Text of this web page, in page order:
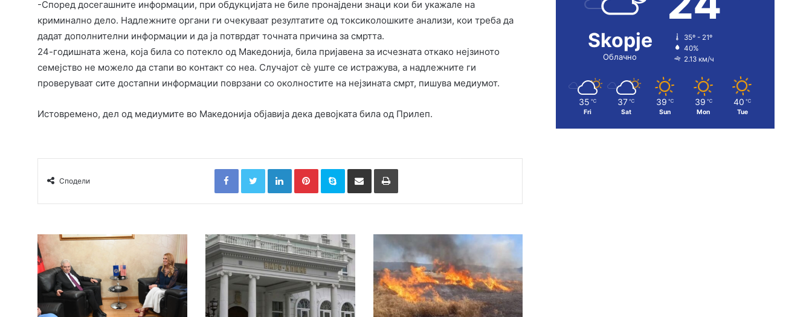
-Според досегашните информации, при обдукцијата не биле пронајдени знаци кои би укажале на
криминално дело. Надлежните органи ги очекуваат резултатите од токсиколошките анализи, кои треба да
дадат дополнителни информации и да ја потврдат точната причина за смртта.
24-годишната жена, која била со потекло од Македонија, била пријавена за исчезната откако нејзиното
семејство не можело да стапи во контакт со неа. Случајот сè уште се истражува, а надлежните ги
проверуваат сите достапни информации поврзани со околностите на нејзината смрт, пишува медиумот.
Истовремено, дел од медиумите во Македонија објавија дека девојката била од Прилеп.
Сподели
FacebookTwitterLinkedInPinterestSkype Сподели преку Е-маил Испринтај
Skopje
Облачно
35º - 21º
40%
2.13 км/ч
35 ℃
Fri
37 ℃
Sat
39 ℃
Sun
39 ℃
Mon
40 ℃
Tue